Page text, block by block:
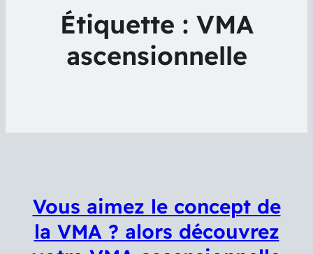
Étiquette : VMA
ascensionnelle
Vous aimez le concept de
la VMA ? alors découvrez